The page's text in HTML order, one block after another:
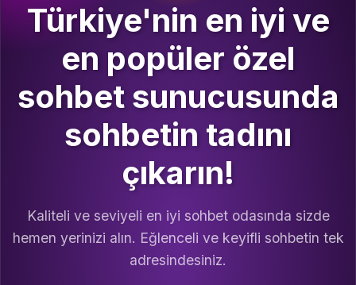
Türkiye'nin en iyi ve
en popüler özel
sohbet sunucusunda
sohbetin tadını
çıkarın!
Kaliteli ve seviyeli en iyi sohbet odasında sizde
hemen yerinizi alın. Eğlenceli ve keyifli sohbetin tek
adresindesiniz.